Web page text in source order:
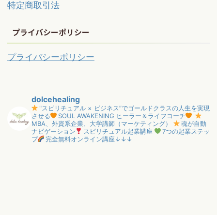
特定商取引法
プライバシーポリシー
プライバシーポリシー
dolcehealing
"スピリチュアル × ビジネス”でゴールドクラスの人生を実現
させる
SOUL AWAKENING ヒーラー＆ライフコーチ
MBA、外資系企業、大学講師（マーケティング）
魂が自動
ナビゲーション
スピリチュアル起業講座
7つの起業ステッ
プ
完全無料オンライン講座↓↓↓